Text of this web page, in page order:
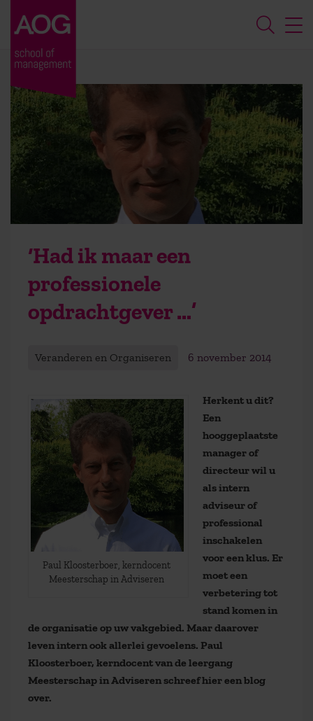
‘Had ik maar een
professionele
opdrachtgever …’
Veranderen en Organiseren 6 november 2014
Paul Kloosterboer, kerndocent
Meesterschap in Adviseren
Herkent u dit?
Een
hooggeplaatste
manager of
directeur wil u
als intern
adviseur of
professional
inschakelen
voor een klus. Er
moet een
verbetering tot
stand komen in
de organisatie op uw vakgebied. Maar daarover
leven intern ook allerlei gevoelens. Paul
Kloosterboer, kerndocent van de leergang
Meesterschap in Adviseren schreef hier een blog
over.